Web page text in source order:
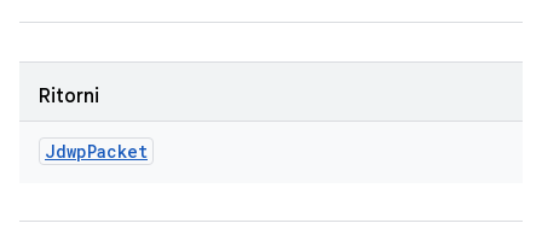
Ritorni
JdwpPacket